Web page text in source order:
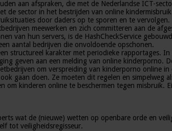
aan afspraken, die met de Nederlandse ICT-
de sector in het bestrijden van online
door daders op te sporen en te vervolgen.
meewerken en zich committeren aan de
van hun servers, is de HashCheckService
aantal bedrijven die onvoldoende opschonen.
structureel karakter met periodieke rapportages.
geven aan een melding van online kinderporno.
om verspreiding van kinderporno online in
gaan doen. Ze moeten dit regelen en
kinderen online te beschermen tegen misbruik.
wat de (nieuwe) wetten op openbare orde en
tot veiligheidsregisseur.